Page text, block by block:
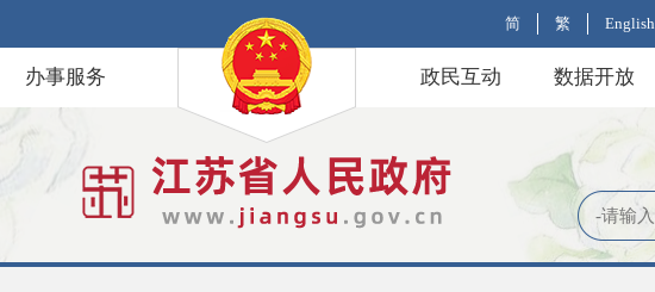
简 繁 English
办事服务 政民互动 数据开放